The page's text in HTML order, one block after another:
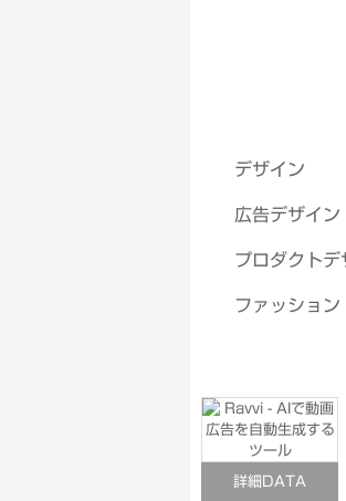
デザイン
広告デザイン
プロダクトデ
ファッション
詳細DATA